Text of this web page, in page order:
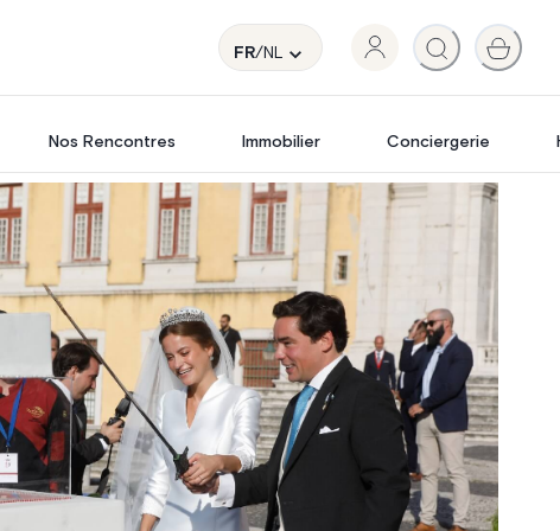
FR/NL
Nos Rencontres Immobilier Conciergerie